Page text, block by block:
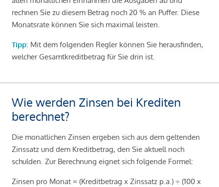
rechnen Sie zu diesem Betrag noch 20 % an Puffer. Diese
Monatsrate können Sie sich maximal leisten.
Tipp: Mit dem folgenden Regler können Sie herausfinden,
welcher Gesamtkreditbetrag für Sie drin ist.
Wie werden Zinsen bei Krediten
berechnet?
Die monatlichen Zinsen ergeben sich aus dem geltenden
Zinssatz und dem Kreditbetrag, den Sie aktuell noch
schulden. Zur Berechnung eignet sich folgende Formel:
Zinsen pro Monat = (Kreditbetrag x Zinssatz p.a.) ÷ (100 x